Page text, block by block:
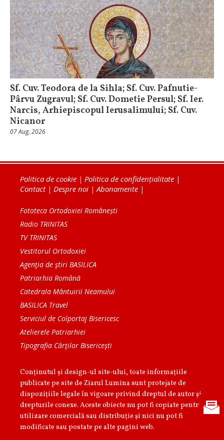
Sf. Cuv. Teodora de la Sihla; Sf. Cuv. Pafnutie-
Pârvu Zugravul; Sf. Cuv. Dometie Persul; Sf. Ier.
Narcis, Arhiepiscopul Ierusalimului; Sf. Cuv.
Nicanor
07 Aug, 2026
Politica de cookie | Politica de confidențialitate |
Contact| Despre noi | Abonamente |
Fototeca Ortodoxiei Românești
Radio TRINITAS
TV TRINITAS
Vestitorul Ortodoxiei
Agenţia de ştiri BASILICA
Patriarhia Română
Catedrala Mântuirii Neamului
BASILICA Travel
Serviciul de Colportaj Bisericesc
Atelierele Patriarhiei
Tipografia Cărţilor Bisericeşti
Conținutul și design-ul site-ului, toate informaţiile
publicate pe site de Ziarul Lumina sunt protejate de
dispoziţiile legale în vigoare privind dreptul de autor şi
drepturile conexe. Aceste obiecte nu pot fi copiate pentru
utilizare comercială sau distribuţie şi nici nu pot fi
modificate sau postate pe alte pagini web.